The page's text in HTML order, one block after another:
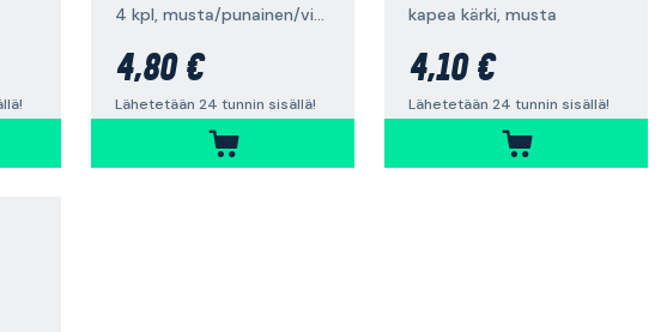
4 kpl, musta/punainen/vihreä/sininen
4,80 €
Lähetetään 24 tunnin sisällä!
kapea kärki, musta
4,10 €
Lähetetään 24 tunnin sisällä!